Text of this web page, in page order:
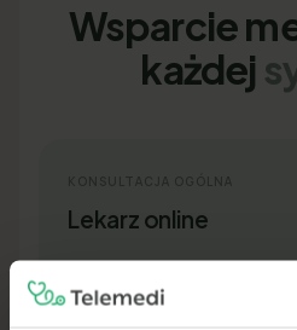
Wsparcie
każdej
Lekarz online